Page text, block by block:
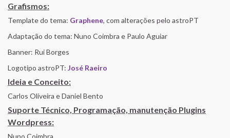
Grafismos:
Template do tema: Graphene, com alterações pelo astroPT
Adaptação do tema: Nuno Coimbra e Paulo Aguiar
Banner: Rui Borges
Logotipo astroPT: José Raeiro
Ideia e Conceito:
Carlos Oliveira e Daniel Bento
Suporte Técnico, Programação, manutenção Plugins
Wordpress:
Nuno Coimbra